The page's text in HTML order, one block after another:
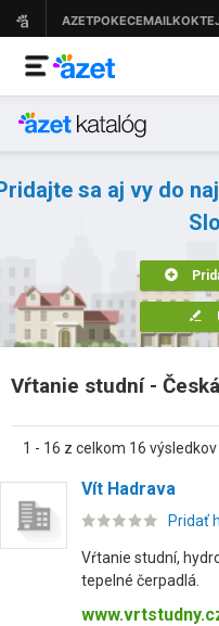
sa aj vy do
Vŕtanie studní -
1 - 16 z celkom 16 výsledkov
Vít Hadrava
Pridať
Vŕtanie studní,
tepelné čerpadlá.